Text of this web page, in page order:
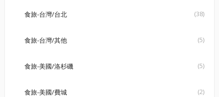
食旅-台灣/台北 (38)
食旅-台灣/其他 (5)
食旅-美國/洛杉磯 (5)
食旅-美國/費城 (2)